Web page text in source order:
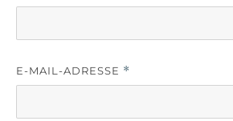
E-MAIL-ADRESSE *